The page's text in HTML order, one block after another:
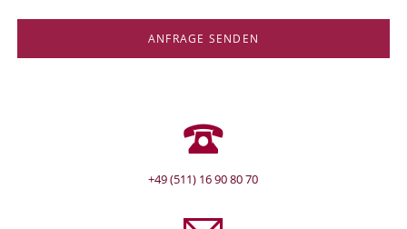
ANFRAGE SENDEN
+49 (511) 16 90 80 70